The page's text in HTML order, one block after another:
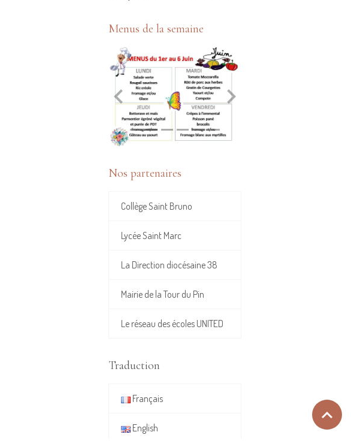
Menus de la semaine
Nos partenaires
Collège Saint Bruno
Lycée Saint Marc
La Direction diocésaine 38
Mairie de la Tour du Pin
Le réseau des écoles UNITED
English